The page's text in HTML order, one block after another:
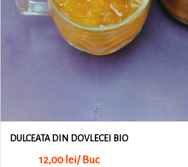
DULCEATA DIN DOVLECEI BIO
12,00 lei/ Buc